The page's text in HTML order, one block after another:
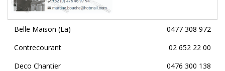
Belle Maison (La)
0477 308 972
Contrecourant
02 652 22 00
Deco Chantier
0476 300 138